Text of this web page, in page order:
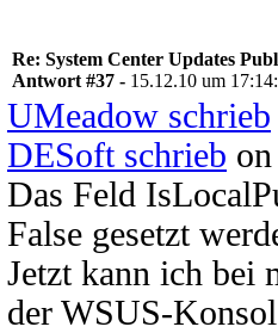
Re: System Center Updates
Antwort #37 - 15.12.10 um
UMeadow schrieb
DESoft schrieb
Das Feld
False gesetzt
Jetzt kann ich bei
der WSUS-